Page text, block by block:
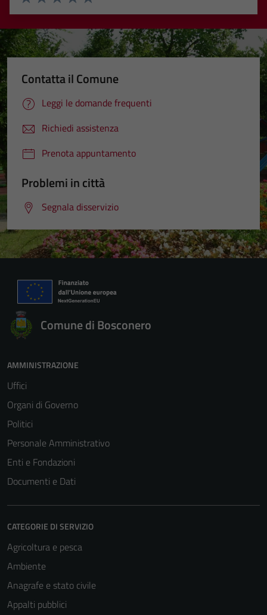
Valuta 5 stelle su 5
Valuta 4 stelle su 5
Valuta 3 stelle su 5
Valuta 2 stelle su 5
Valuta 1 stelle su 5
Contatta il Comune
Leggi le domande frequenti
Richiedi assistenza
Prenota appuntamento
Problemi in città
Segnala disservizio
Comune di Bosconero
AMMINISTRAZIONE
Uffici
Organi di Governo
Politici
Personale Amministrativo
Enti e Fondazioni
Documenti e Dati
CATEGORIE DI SERVIZIO
Agricoltura e pesca
Ambiente
Anagrafe e stato civile
Appalti pubblici